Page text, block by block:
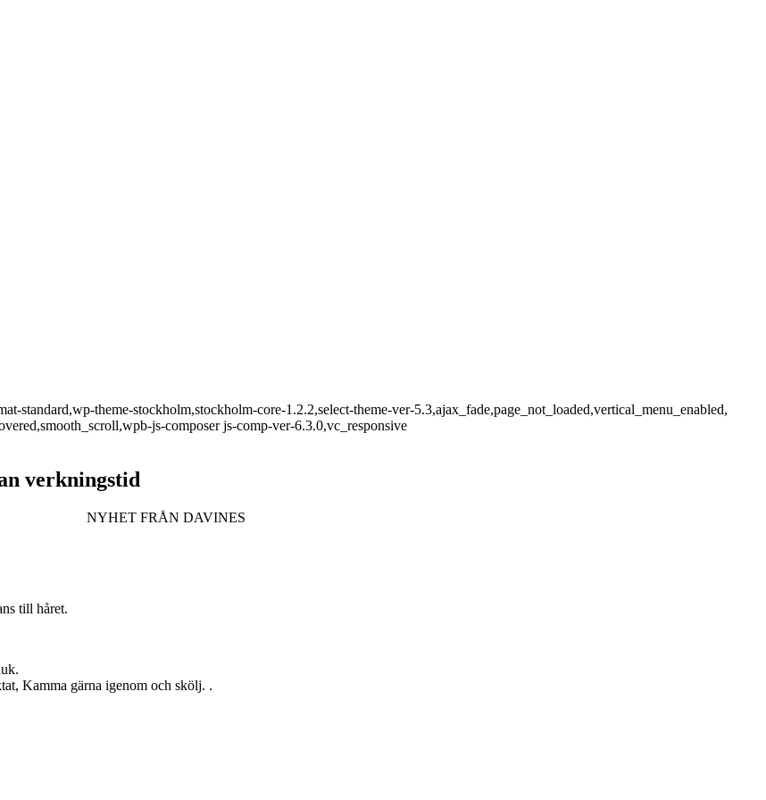
standard,wp-theme-stockholm,stockholm-core-1.2.2,select-theme-ver-5.3,ajax_fade,page_not_loaded,vertical_menu_enabled,
js-composer js-comp-ver-6.3.0,vc_responsive
verkningstid
NYHET FRÅN DAVINES
till håret.
Kamma gärna igenom och skölj. .